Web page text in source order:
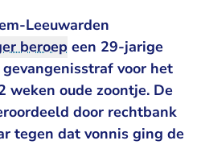
Leeuwarden
beroep een 29-jarige
voor het
weken oude zoontje. De
door rechtbank
tegen dat vonnis- U
ging de